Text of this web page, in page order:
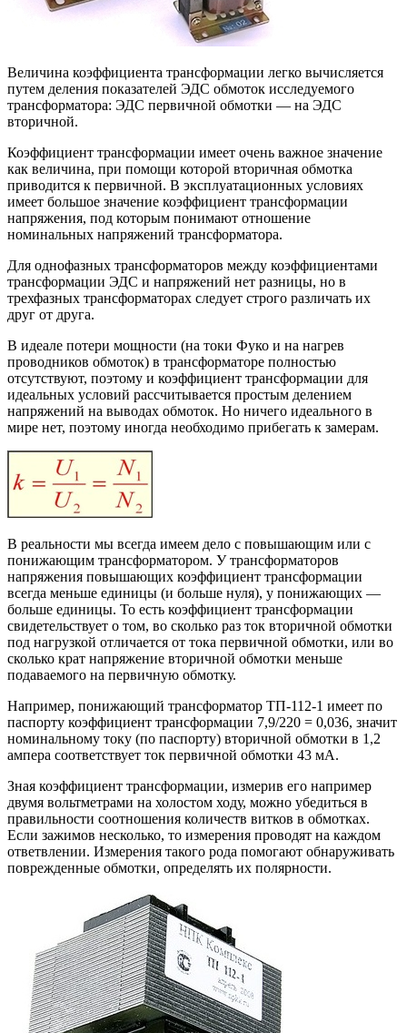
Величина коэффициента трансформации легко вычисляется
путем деления показателей ЭДС обмоток исследуемого
трансформатора: ЭДС первичной обмотки — на ЭДС
вторичной.
Коэффициент трансформации имеет очень важное значение
как величина, при помощи которой вторичная обмотка
приводится к первичной. В эксплуатационных условиях
имеет большое значение коэффициент трансформации
напряжения, под которым понимают отношение
номинальных напряжений трансформатора.
Для однофазных трансформаторов между коэффициентами
трансформации ЭДС и напряжений нет разницы, но в
трехфазных трансформаторах следует строго различать их
друг от друга.
В идеале потери мощности (на токи Фуко и на нагрев
проводников обмоток) в трансформаторе полностью
отсутствуют, поэтому и коэффициент трансформации для
идеальных условий рассчитывается простым делением
напряжений на выводах обмоток. Но ничего идеального в
мире нет, поэтому иногда необходимо прибегать к замерам.
В реальности мы всегда имеем дело с повышающим или с
понижающим трансформатором. У трансформаторов
напряжения повышающих коэффициент трансформации
всегда меньше единицы (и больше нуля), у понижающих —
больше единицы. То есть коэффициент трансформации
свидетельствует о том, во сколько раз ток вторичной обмотки
под нагрузкой отличается от тока первичной обмотки, или во
сколько крат напряжение вторичной обмотки меньше
подаваемого на первичную обмотку.
Например, понижающий трансформатор ТП-112-1 имеет по
паспорту коэффициент трансформации 7,9/220 = 0,036, значит
номинальному току (по паспорту) вторичной обмотки в 1,2
ампера соответствует ток первичной обмотки 43 мА.
Зная коэффициент трансформации, измерив его например
двумя вольтметрами на холостом ходу, можно убедиться в
правильности соотношения количеств витков в обмотках.
Если зажимов несколько, то измерения проводят на каждом
ответвлении. Измерения такого рода помогают обнаруживать
поврежденные обмотки, определять их полярности.